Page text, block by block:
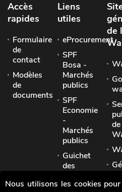
Accès
rapides
Formulaire
de
contact
Modèles
de
documents
Liens
utiles
eProcurement
SPF
Bosa -
Marchés
publics
SPF
Economie
-
Marchés
publics
Guichet
des
locaux
de
de
Nous utilisons les cookies